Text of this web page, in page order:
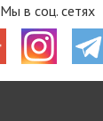
Мы в соц. сетях